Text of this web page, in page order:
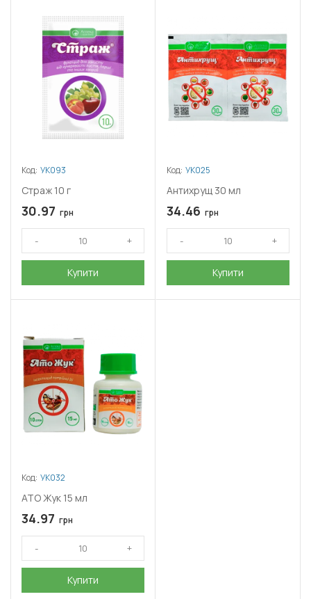
Код: УК093
Страж 10 г
30.97 грн
Купити
Код: УК025
Антихрущ 30 мл
34.46 грн
Купити
Код: УК032
АТО Жук 15 мл
34.97 грн
Купити